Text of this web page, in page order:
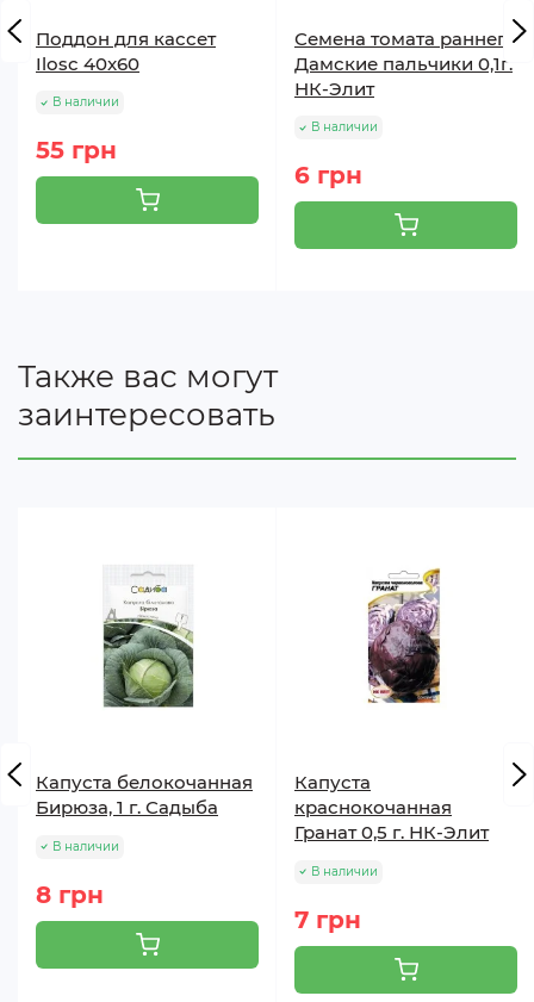
Поддон для кассет
Ilosc 40x60
В наличии
55 грн
Семена томата раннего
Дамские пальчики 0,1г.
НК-Элит
В наличии
6 грн
Также вас могут
заинтересовать
Капуста белокочанная
Бирюза, 1 г. Садыба
В наличии
8 грн
Капуста
краснокочанная
Гранат 0,5 г. НК-Элит
В наличии
7 грн